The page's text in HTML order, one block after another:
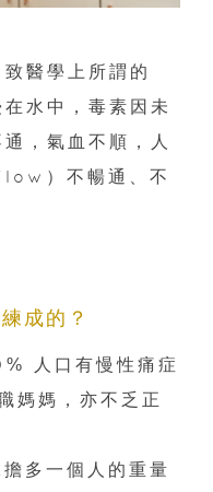
醫學上所謂的
水中，毒素因未
，氣血不順，人
）不暢通、不
成的？
人口有慢性痛症
媽媽，亦不乏正
擔多一個人的重量